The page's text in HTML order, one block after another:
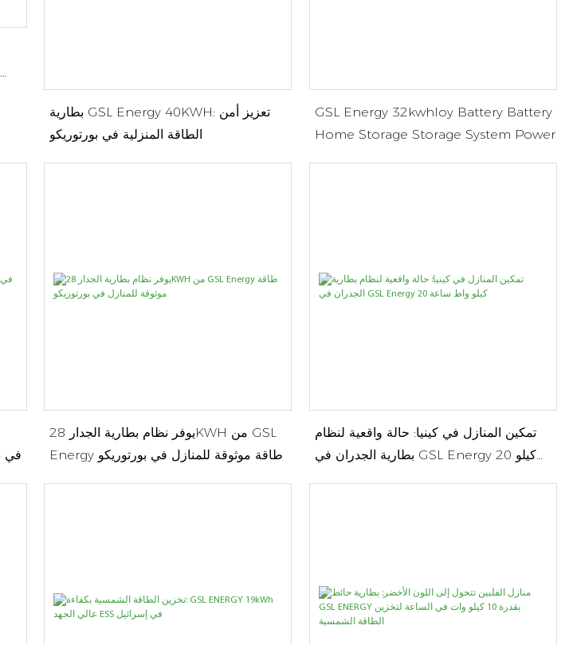
بطارية GSL Energy 40KWH: تعزيز أمن
الطاقة المنزلية في بورتوريكو
GSL Energy 32kwhloy Battery Battery
Home Storage Storage System Power
يوفر نظام بطارية الجدار 28KWH من GSL
Energy طاقة موثوقة للمنازل في بورتوريكو
تمكين المنازل في كينيا: حالة واقعية لنظام
بطارية الجدران في GSL Energy 20 كيلو